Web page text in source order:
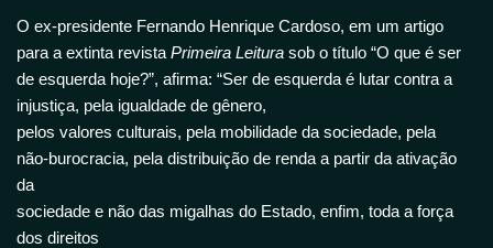
O ex-presidente Fernando Henrique Cardoso, em um artigo
para a extinta revista Primeira Leitura sob o título “O que é ser
de esquerda hoje?”, afirma: “Ser de esquerda é lutar contra a
injustiça, pela igualdade de gênero,
pelos valores culturais, pela mobilidade da sociedade, pela
não-burocracia, pela distribuição de renda a partir da ativação
da
sociedade e não das migalhas do Estado, enfim, toda a força
dos direitos